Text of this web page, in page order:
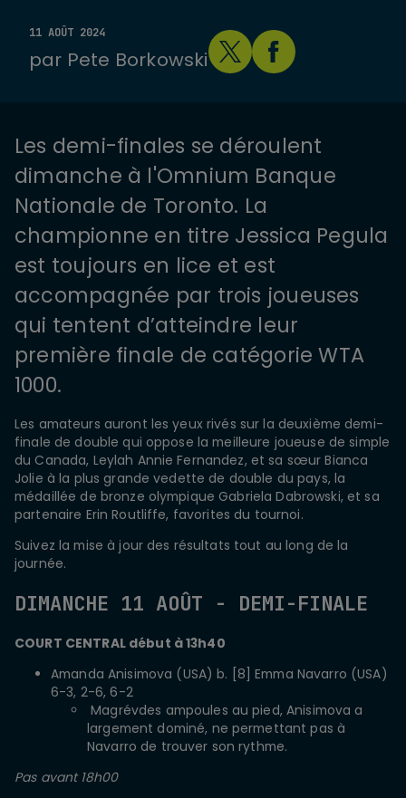
11 AOÛT 2024
par Pete Borkowski
Les demi-finales se déroulent
dimanche à l'Omnium Banque
Nationale de Toronto. La
championne en titre Jessica Pegula
est toujours en lice et est
accompagnée par trois joueuses
qui tentent d’atteindre leur
première finale de catégorie WTA
1000.
Les amateurs auront les yeux rivés sur la deuxième demi-
finale de double qui oppose la meilleure joueuse de simple
du Canada, Leylah Annie Fernandez, et sa sœur Bianca
Jolie à la plus grande vedette de double du pays, la
médaillée de bronze olympique Gabriela Dabrowski, et sa
partenaire Erin Routliffe, favorites du tournoi.
Suivez la mise à jour des résultats tout au long de la
journée.
DIMANCHE 11 AOÛT - DEMI-FINALE
COURT CENTRAL début à13h40
Amanda Anisimova (USA) b. [8] Emma Navarro (USA)
6-3, 2-6, 6-2
Magrévdes ampoules au pied, Anisimova a
largement dominé, ne permettant pas à
Navarro de trouver son rythme.
Pas avant 18h00